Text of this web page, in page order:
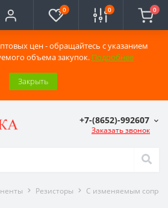
цен - обращайтесь с указанием
объема закупок. Подробнее
Закрыть
0 0 0
+7-(8652)-992607
Заказать звонок
Резисторы С изменяемым